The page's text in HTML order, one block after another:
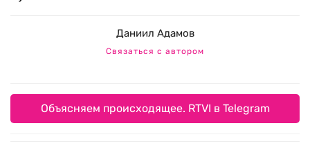
Даниил Адамов
Связаться с автором
Объясняем происходящее. RTVI в Telegram